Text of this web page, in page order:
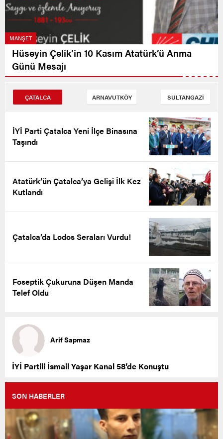
MANŞET
Hüseyin Çelik’in 10 Kasım Atatürk’ü Anma
Günü Mesajı
ÇATALCA ARNAVUTKÖY SULTANGAZİ
İYİ Parti Çatalca Yeni İlçe Binasına
Taşındı
Atatürk’ün Çatalca’ya Gelişi İlk Kez
Kutlandı
Çatalca’da Lodos Seraları Vurdu!
Foseptik Çukuruna Düşen Manda
Telef Oldu
Arif Sapmaz
İYİ Partili İsmail Yaşar Kanal 58’de Konuştu
SON HABERLER